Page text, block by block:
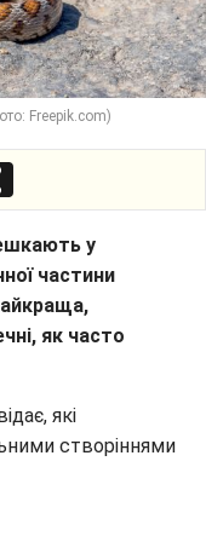
Freepik.com)
у
частини
як часто
які
створіннями